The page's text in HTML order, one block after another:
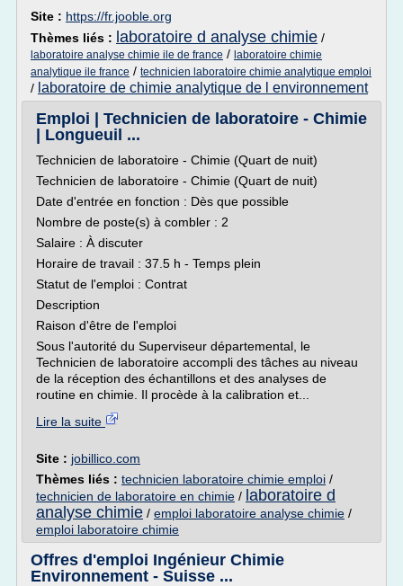
Site : https://fr.jooble.org
Thèmes liés : laboratoire d analyse chimie /
laboratoire analyse chimie ile de france / laboratoire chimie
analytique ile france / technicien laboratoire chimie analytique emploi
/ laboratoire de chimie analytique de l environnement
Emploi | Technicien de laboratoire - Chimie
| Longueuil ...
Technicien de laboratoire - Chimie (Quart de nuit)
Technicien de laboratoire - Chimie (Quart de nuit)
Date d'entrée en fonction : Dès que possible
Nombre de poste(s) à combler : 2
Salaire : À discuter
Horaire de travail : 37.5 h - Temps plein
Statut de l'emploi : Contrat
Description
Raison d'être de l'emploi
Sous l'autorité du Superviseur départemental, le
Technicien de laboratoire accompli des tâches au niveau
de la réception des échantillons et des analyses de
routine en chimie. Il procède à la calibration et...
Lire la suite
Site : jobillico.com
Thèmes liés : technicien laboratoire chimie emploi /
technicien de laboratoire en chimie / laboratoire d
analyse chimie / emploi laboratoire analyse chimie /
emploi laboratoire chimie
Offres d'emploi Ingénieur Chimie
Environnement - Suisse ...